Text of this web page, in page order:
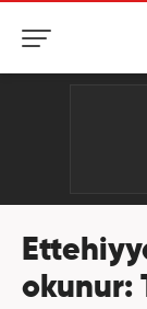
okunur: